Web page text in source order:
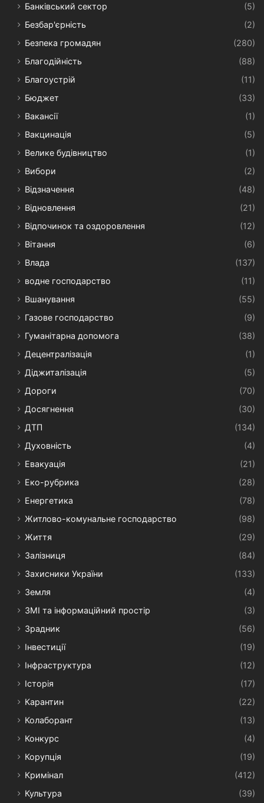
Банківський сектор
(5)
Безбар'єрність
(2)
Безпека громадян
(280)
Благодійність
(88)
Благоустрій
(11)
Бюджет
(33)
Вакансії
(1)
Вакцинація
(5)
Велике будівництво
(1)
Вибори
(2)
Відзначення
(48)
Відновлення
(21)
Відпочинок та оздоровлення
(12)
Вітання
(6)
Влада
(137)
водне господарство
(11)
Вшанування
(55)
Газове господарство
(9)
Гуманітарна допомога
(38)
Децентралізація
(1)
Діджиталізація
(5)
Дороги
(70)
Досягнення
(30)
ДТП
(134)
Духовність
(4)
Евакуація
(21)
Еко-рубрика
(28)
Енергетика
(78)
Житлово-комунальне господарство
(98)
Життя
(29)
Залізниця
(84)
Захисники України
(133)
Земля
(4)
ЗМІ та інформаційний простір
(3)
Зрадник
(56)
Інвестиції
(19)
Інфраструктура
(12)
Історія
(17)
Карантин
(22)
Колаборант
(13)
Конкурс
(4)
Корупція
(19)
Кримінал
(412)
Культура
(39)